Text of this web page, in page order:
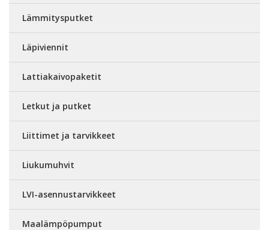
Lämmitysputket
Läpiviennit
Lattiakaivopaketit
Letkut ja putket
Liittimet ja tarvikkeet
Liukumuhvit
LVI-asennustarvikkeet
Maalämpöpumput